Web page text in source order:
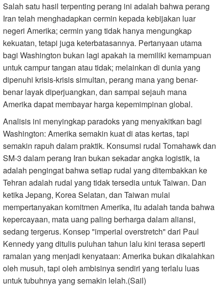
Salah satu hasil terpenting perang ini adalah bahwa perang
Iran telah menghadapkan cermin kepada kebijakan luar
negeri Amerika; cermin yang tidak hanya mengungkap
kekuatan, tetapi juga keterbatasannya. Pertanyaan utama
bagi Washington bukan lagi apakah ia memiliki kemampuan
untuk campur tangan atau tidak; melainkan di dunia yang
dipenuhi krisis-krisis simultan, perang mana yang benar-
benar layak diperjuangkan, dan sampai sejauh mana
Amerika dapat membayar harga kepemimpinan global.
Analisis ini menyingkap paradoks yang menyakitkan bagi
Washington: Amerika semakin kuat di atas kertas, tapi
semakin rapuh dalam praktik. Konsumsi rudal Tomahawk dan
SM-3 dalam perang Iran bukan sekadar angka logistik, ia
adalah pengingat bahwa setiap rudal yang ditembakkan ke
Tehran adalah rudal yang tidak tersedia untuk Taiwan. Dan
ketika Jepang, Korea Selatan, dan Taiwan mulai
mempertanyakan komitmen Amerika, itu adalah tanda bahwa
kepercayaan, mata uang paling berharga dalam aliansi,
sedang tergerus. Konsep "imperial overstretch" dari Paul
Kennedy yang ditulis puluhan tahun lalu kini terasa seperti
ramalan yang menjadi kenyataan: Amerika bukan dikalahkan
oleh musuh, tapi oleh ambisinya sendiri yang terlalu luas
untuk tubuhnya yang semakin lelah.(Sail)